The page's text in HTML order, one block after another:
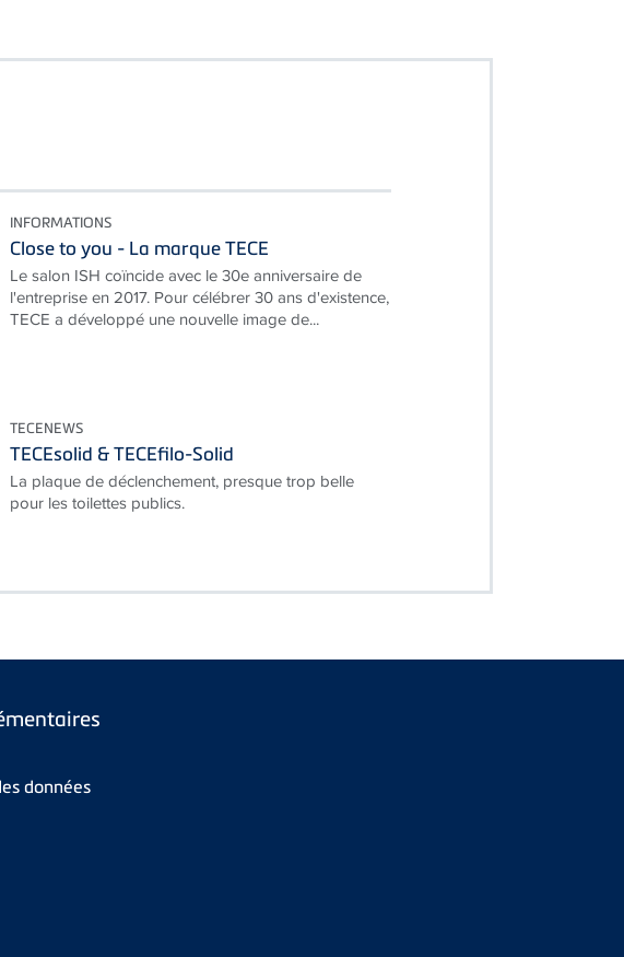
INFORMATIONS
Close to you - La marque TECE
Le salon ISH coïncide avec le 30e anniversaire de
l'entreprise en 2017. Pour célébrer 30 ans d'existence,
TECE a développé une nouvelle image de...
TECENEWS
TECEsolid & TECEfilo-Solid
La plaque de déclenchement, presque trop belle
pour les toilettes publics.
données